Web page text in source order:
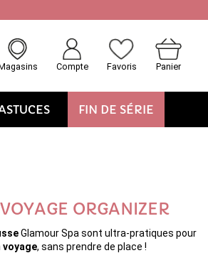
Compte Favoris Panier
FIN DE SÉRIE
ORGANIZER
Glamour Spa sont ultra-pratiques pour
voyage, sans prendre de place !